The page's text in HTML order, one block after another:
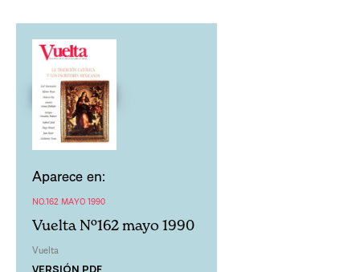
Aparece en:
NO.162 MAYO 1990
Vuelta Nº162 mayo 1990
Vuelta
VERSIÓN PDF